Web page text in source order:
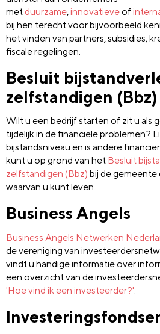
met duurzame, innovatieveof
bij hen terecht voor bijvoorbeeld
het vinden van partners, subsidies,
fiscale regelingen.
Besluit
zelfstandigen (Bbz)
Wilt u een bedrijf starten of zit u als
tijdelijk in de financiële problemen?
bijstandsniveau en is andere
kunt u op grond van het Besluit
zelfstandigen (Bbz) bij de gemeente
waarvan u kunt leven.
Business Angels
Business Angels Netwerken
de vereniging van
vindt u handige informatie over
een overzicht van de
'Hoe vind ik een investeerder?'